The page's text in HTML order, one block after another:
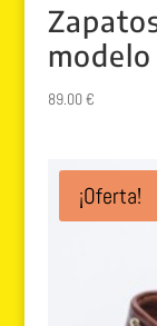
modelo
89.00€
¡Oferta!